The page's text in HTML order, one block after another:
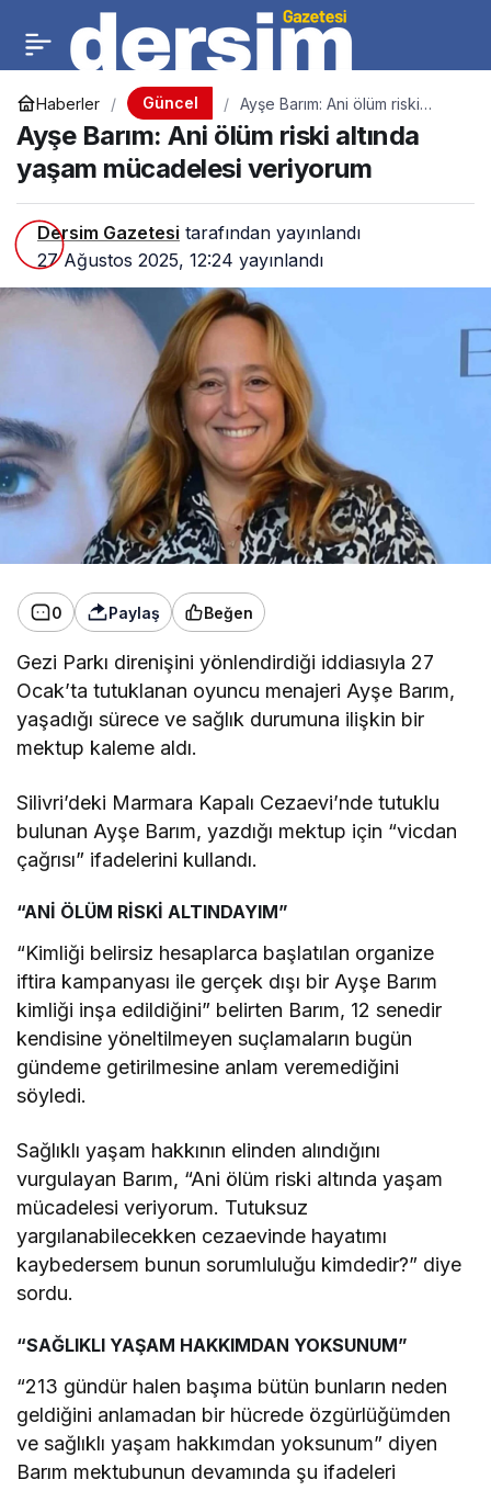
Haberler Güncel
Ayşe Barım: Ani ölüm riski
altında yaşam mücadelesi
veriyorum
Ayşe Barım: Ani ölüm riski altında
yaşam mücadelesi veriyorum
Dersim Gazetesi tarafından yayınlandı
27 Ağustos 2025, 12:24 yayınlandı
0 Paylaş Beğen
Gezi Parkı direnişini yönlendirdiği iddiasıyla 27
Ocak’ta tutuklanan oyuncu menajeri Ayşe Barım,
yaşadığı sürece ve sağlık durumuna ilişkin bir
mektup kaleme aldı.
Silivri’deki Marmara Kapalı Cezaevi’nde tutuklu
bulunan Ayşe Barım, yazdığı mektup için “vicdan
çağrısı” ifadelerini kullandı.
“ANİ ÖLÜM RİSKİ ALTINDAYIM”
“Kimliği belirsiz hesaplarca başlatılan organize
iftira kampanyası ile gerçek dışı bir Ayşe Barım
kimliği inşa edildiğini” belirten Barım, 12 senedir
kendisine yöneltilmeyen suçlamaların bugün
gündeme getirilmesine anlam veremediğini
söyledi.
Sağlıklı yaşam hakkının elinden alındığını
vurgulayan Barım, “Ani ölüm riski altında yaşam
mücadelesi veriyorum. Tutuksuz
yargılanabilecekken cezaevinde hayatımı
kaybedersem bunun sorumluluğu kimdedir?” diye
sordu.
“SAĞLIKLI YAŞAM HAKKIMDAN YOKSUNUM”
“213 gündür halen başıma bütün bunların neden
geldiğini anlamadan bir hücrede özgürlüğümden
ve sağlıklı yaşam hakkımdan yoksunum” diyen
Barım mektubunun devamında şu ifadeleri